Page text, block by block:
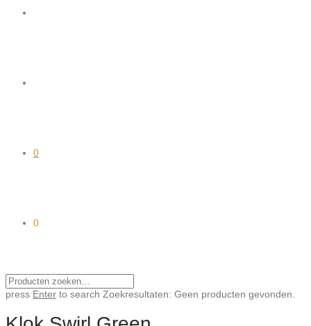
0
0
press Enter to search Zoekresultaten: Geen producten gevonden.